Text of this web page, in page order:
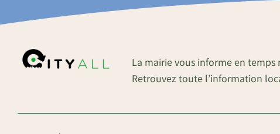
La mairie vous informe en
Retrouvez toute l’information